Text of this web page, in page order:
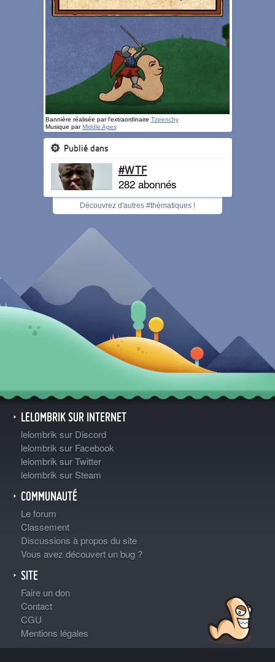
Bannière réalisée par l'extraordinaire Tzeenchy
Musique parMiddle Ages
Publié dans
#WTF
282 abonnés
Découvrez d'autres #thématiques !
LELOMBRIK SUR INTERNET
lelombrik sur Discord
lelombrik sur Facebook
lelombrik sur Twitter
lelombrik sur Steam
COMMUNAUTÉ
Le forum
Classement
Discussions à propos du site
Vous avez découvert un bug ?
SITE
Faire un don
Contact
CGU
Mentions légales